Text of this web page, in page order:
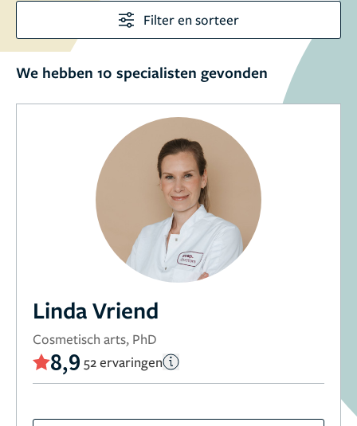
Filter en sorteer
We hebben 10 specialisten gevonden
Linda Vriend
Cosmetisch arts, PhD
8,9 52 ervaringen